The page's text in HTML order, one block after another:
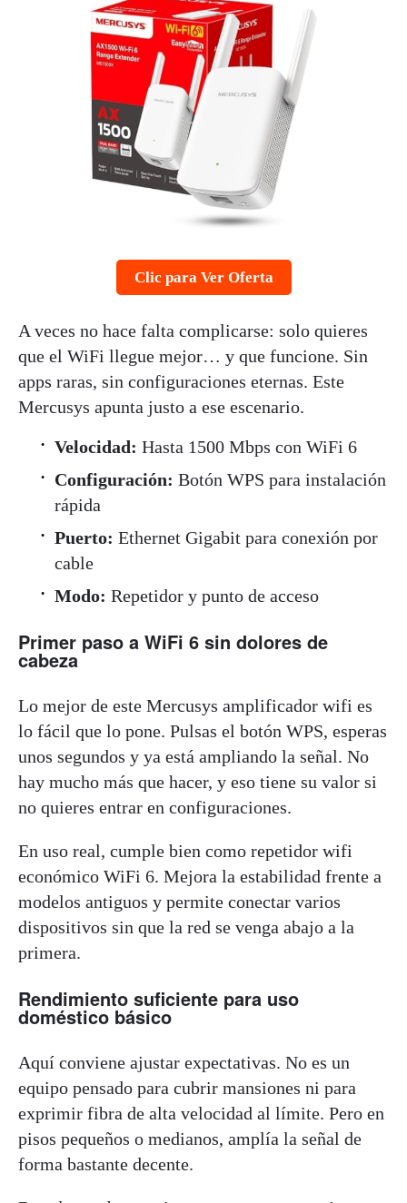
Clic para Ver Oferta
A veces no hace falta complicarse: solo quieres
que el WiFi llegue mejor… y que funcione. Sin
apps raras, sin configuraciones eternas. Este
Mercusys apunta justo a ese escenario.
Velocidad: Hasta 1500 Mbps con WiFi 6
Configuración: Botón WPS para instalación
rápida
Puerto: Ethernet Gigabit para conexión por
cable
Modo: Repetidor y punto de acceso
Primer paso a WiFi 6 sin dolores de
cabeza
Lo mejor de este Mercusys amplificador wifi es
lo fácil que lo pone. Pulsas el botón WPS, esperas
unos segundos y ya está ampliando la señal. No
hay mucho más que hacer, y eso tiene su valor si
no quieres entrar en configuraciones.
En uso real, cumple bien como repetidor wifi
económico WiFi 6. Mejora la estabilidad frente a
modelos antiguos y permite conectar varios
dispositivos sin que la red se venga abajo a la
primera.
Rendimiento suficiente para uso
doméstico básico
Aquí conviene ajustar expectativas. No es un
equipo pensado para cubrir mansiones ni para
exprimir fibra de alta velocidad al límite. Pero en
pisos pequeños o medianos, amplía la señal de
forma bastante decente.